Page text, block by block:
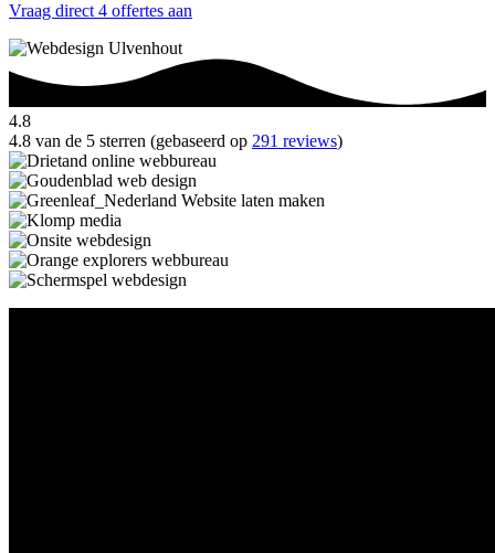
Vraag direct 4 offertes aan
4.8
4.8 van de 5 sterren (gebaseerd op 291 reviews)